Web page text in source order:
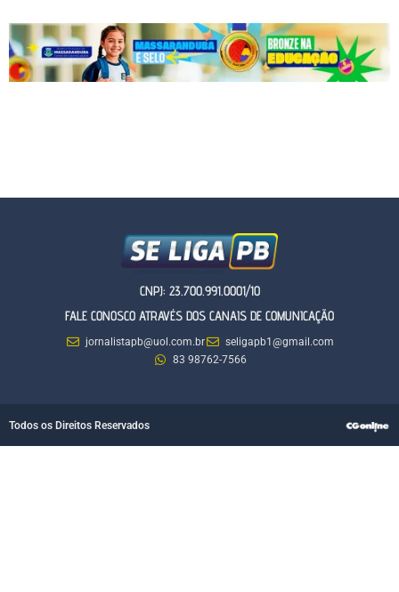
CNPJ: 23.700.991.0001/10
FALE CONOSCO ATRAVÉS DOS CANAIS DE COMUNICAÇÃO
jornalistapb@uol.com.br
seligapb1@gmail.com
83 98762-7566
Todos os Direitos Reservados